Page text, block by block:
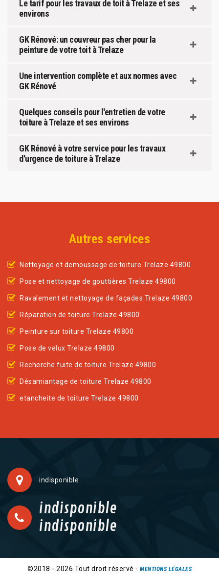
Le tarif pour les travaux de toit à Trelaze et ses
environs
GK Rénové: un couvreur pas cher pour la
peinture de votre toit à Trelaze
Une intervention complète et aux normes avec
GK Rénové
Quelques conseils pour l'entretien de votre
toiture à Trelaze et ses environs
GK Rénové à votre service pour les travaux
d'urgence de toiture à Trelaze
Autres services
Nettoyage et demoussage de toiture Trelaze 49800
Pose et nettoyage de gouttières Trelaze 49800
Ravalement et nettoyage de façades Trelaze 49800
Réparation de toiture Trelaze 49800
Peinture sur toiture Trelaze 49800
Pose de velux Trelaze 49800
Recherche fuite de toiture Trelaze 49800
Désamiantage de toiture Trelaze 49800
etancheite de toiture Trelaze 49800
indisponible
indisponible
indisponible
©2018 - 2026 Tout droit réservé - MENTIONS LÉGALES